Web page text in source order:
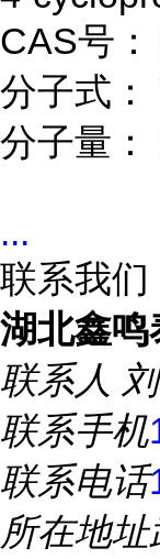
CAS号
分子式：
分子量：
...
联系我们
湖北鑫鸣
联系人
联系手机
联系电话
所在地址